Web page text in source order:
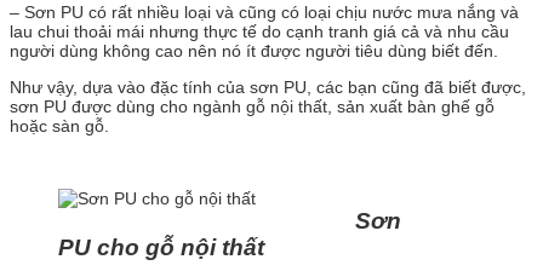
– Sơn PU có rất nhiều loại và cũng có loại chịu nước mưa nắng và
lau chui thoải mái nhưng thực tế do cạnh tranh giá cả và nhu cầu
người dùng không cao nên nó ít được người tiêu dùng biết đến.
Như vậy, dựa vào đặc tính của sơn PU, các bạn cũng đã biết được,
sơn PU được dùng cho ngành gỗ nội thất, sản xuất bàn ghế gỗ
hoặc sàn gỗ.
Sơn
PU cho gỗ nội thất